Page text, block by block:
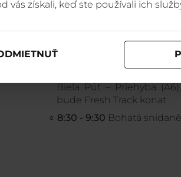
vás získali, keď ste používali ich
lanovky Biela Púť
Ranní káva
Biela Púť – Priehyba
bude Fresh Track konat
8:30 - 9:30 Bohatá